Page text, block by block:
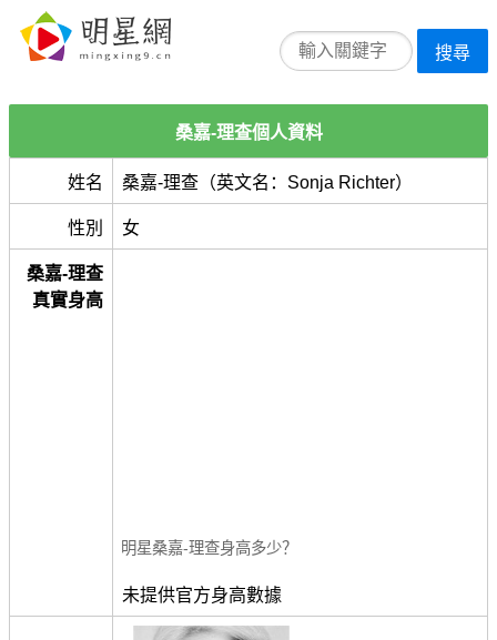
搜尋
桑嘉-理查個人資料
姓名 桑嘉-理查（英文名：Sonja Richter）
性別 女
桑嘉-理查
真實身高
明星桑嘉-理查身高多少？
未提供官方身高數據